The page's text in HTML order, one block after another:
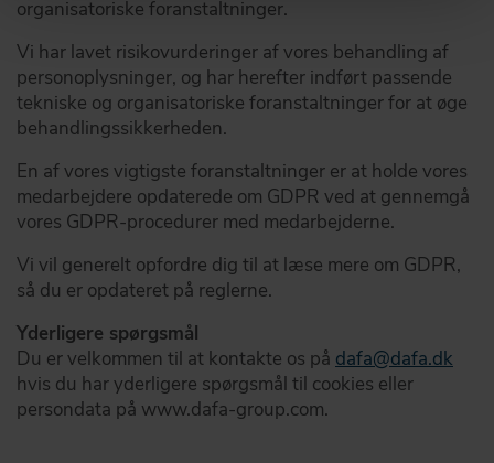
organisatoriske foranstaltninger.
Vi har lavet risikovurderinger af vores behandling af
personoplysninger, og har herefter indført passende
tekniske og organisatoriske foranstaltninger for at øge
behandlingssikkerheden.
En af vores vigtigste foranstaltninger er at holde vores
medarbejdere opdaterede om GDPR ved at gennemgå
vores GDPR-procedurer med medarbejderne.
Vi vil generelt opfordre dig til at læse mere om GDPR,
så du er opdateret på reglerne.
Yderligere spørgsmål
Du er velkommen til at kontakte os på dafa@dafa.dk
hvis du har yderligere spørgsmål til cookies eller
persondata på www.dafa-group.com.